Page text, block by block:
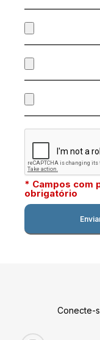
* Campos com
obrigatório
Conecte-